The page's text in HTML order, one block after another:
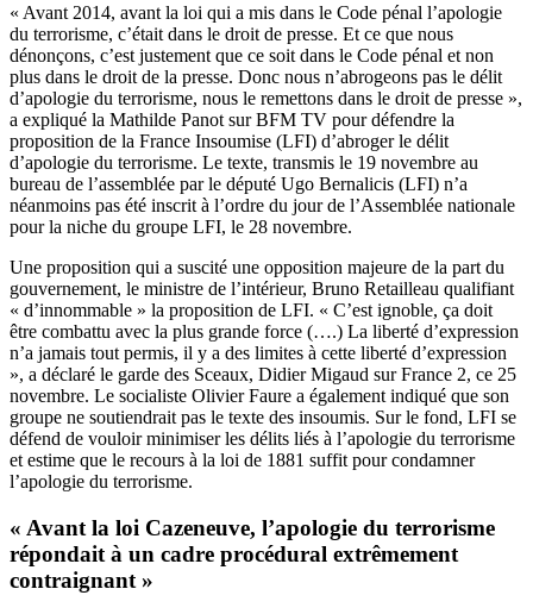
« Avant 2014, avant la loi qui a mis dans le Code pénal l’apologie
du terrorisme, c’était dans le droit de presse. Et ce que nous
dénonçons, c’est justement que ce soit dans le Code pénal et non
plus dans le droit de la presse. Donc nous n’abrogeons pas le délit
d’apologie du terrorisme, nous le remettons dans le droit de presse »,
a expliqué la Mathilde Panot sur BFM TV pour défendre la
proposition de la France Insoumise (LFI) d’abroger le délit
d’apologie du terrorisme. Le texte, transmis le 19 novembre au
bureau de l’assemblée par le député Ugo Bernalicis (LFI) n’a
néanmoins pas été inscrit à l’ordre du jour de l’Assemblée nationale
pour la niche du groupe LFI, le 28 novembre.
Une proposition qui a suscité une opposition majeure de la part du
gouvernement, le ministre de l’intérieur, Bruno Retailleau qualifiant
« d’innommable » la proposition de LFI. « C’est ignoble, ça doit
être combattu avec la plus grande force (….) La liberté d’expression
n’a jamais tout permis, il y a des limites à cette liberté d’expression
», a déclaré le garde des Sceaux, Didier Migaud sur France 2, ce 25
novembre. Le socialiste Olivier Faure a également indiqué que son
groupe ne soutiendrait pas le texte des insoumis. Sur le fond, LFI se
défend de vouloir minimiser les délits liés à l’apologie du terrorisme
et estime que le recours à la loi de 1881 suffit pour condamner
l’apologie du terrorisme.
« Avant la loi Cazeneuve, l’apologie du terrorisme
répondait à un cadre procédural extrêmement
contraignant »